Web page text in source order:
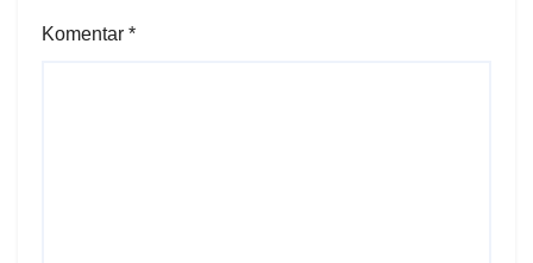
Komentar *